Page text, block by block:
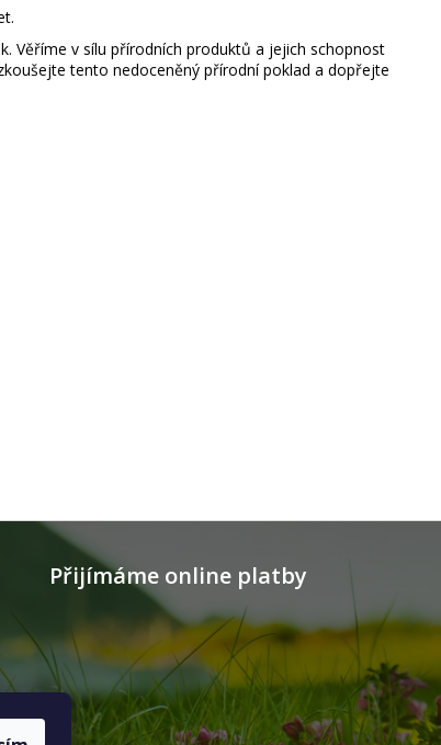
Věříme v sílu přírodních produktů a jejich schopnost
tento nedoceněný přírodní poklad a dopřejte
Přijímáme online platby